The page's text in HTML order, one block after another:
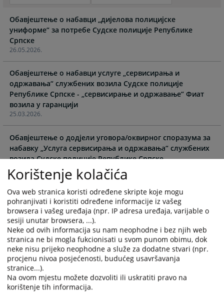
forward
to
interact
with
the
calendar
and
select
a
date.
the
question
key
get
the
keyboard
shortcuts
for
changing
dates.
forward
to
the
calendar
and
select
the
question
key
get
the
keyboard
shortcuts
for
changing
dates.
26.05.2026.
Обавјештење о набавци „дијелова полицијске
униформе“ за потребе Судске полиције Републике
Српске
25.03.2026.
Обавјештење о набавци услуге „сервисирања и
одржавања“ службених возила Судске полиције
Републике Српске - „сервисирање и одржавање“ Фиат
возила у гаранцији
17.02.2026.
Обавјештење о додјели уговора/оквирног споразума за
набавку „Услуга сервисирања и одржавања“ службених
возила Судске полиције Републике Српске
17.02.2026.
Обавјештење о поништењу поступка набавке „Услуга
сервисирања и одржавања“ службених возила Судске
полиције Републике Српске за ЛОТ 3
21.01.2026.
Обавјештење о додијели уговора за набавку „Погонског
моторног горива“ за потребе Судске полиције
Републике Српске
Korištenje kolačića
Ova web stranica koristi određene skripte koje mogu
pohranjivati i koristiti određene informacije iz vašeg
browsera i vašeg uređaja (npr. IP adresa uređaja, varijable o
sesiji unutar browsera, ...).
Neke od ovih informacija su nam neophodne i bez njih web
stranica ne bi mogla fukcionisati u svom punom obimu, dok
neke nisu prijeko neophodne a služe za dodatne stvari (npr.
procjenu nivoa posjećenosti, budućeg usavršavanja
stranice...).
Na ovom mjestu možete dozvoliti ili uskratiti pravo na
korištenje tih informacija.